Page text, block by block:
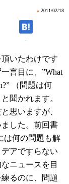
» 2011/02/18
-
いたわけです
言目に、”What
（問題は何
聞かれます。
思いますが、
した。前回書
は何の問題も解
アですらない
ニュースを目
るのに、問題